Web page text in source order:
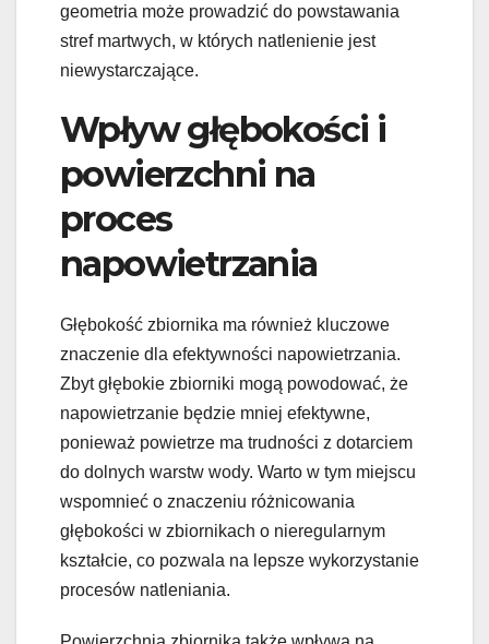
geometria może prowadzić do powstawania
stref martwych, w których natlenienie jest
niewystarczające.
Wpływ głębokości i
powierzchni na
proces
napowietrzania
Głębokość zbiornika ma również kluczowe
znaczenie dla efektywności napowietrzania.
Zbyt głębokie zbiorniki mogą powodować, że
napowietrzanie będzie mniej efektywne,
ponieważ powietrze ma trudności z dotarciem
do dolnych warstw wody. Warto w tym miejscu
wspomnieć o znaczeniu różnicowania
głębokości w zbiornikach o nieregularnym
kształcie, co pozwala na lepsze wykorzystanie
procesów natleniania.